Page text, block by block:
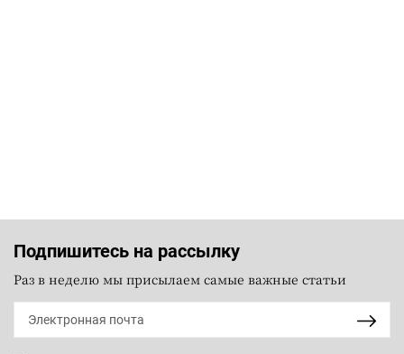
Подпишитесь на рассылку
Раз в неделю мы присылаем самые важные статьи